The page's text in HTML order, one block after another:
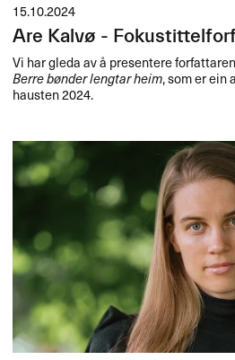
15.10.2024
Are Kalvø -
Vi har gleda av å presentere
Berre bønder lengtar heim, som er ein
hausten 2024.